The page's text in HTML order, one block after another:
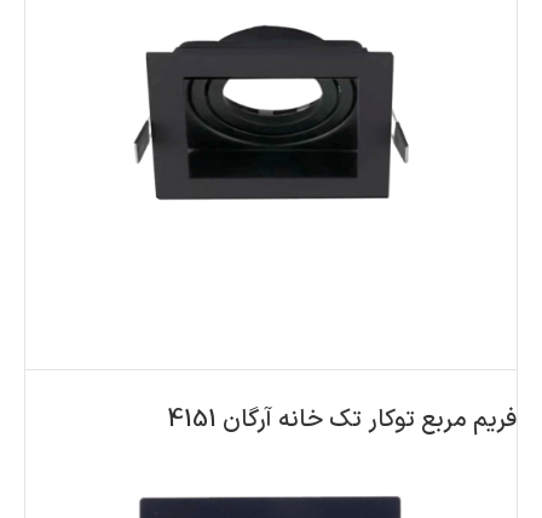
فریم مربع توکار تک خانه آرگان 4151